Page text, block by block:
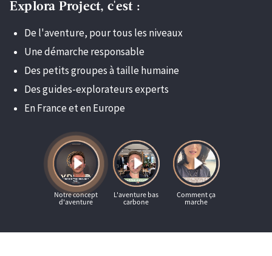
Explora Project, c'est :
De l'aventure, pour tous les niveaux
Une démarche responsable
Des petits groupes à taille humaine
Des guides-explorateurs experts
En France et en Europe